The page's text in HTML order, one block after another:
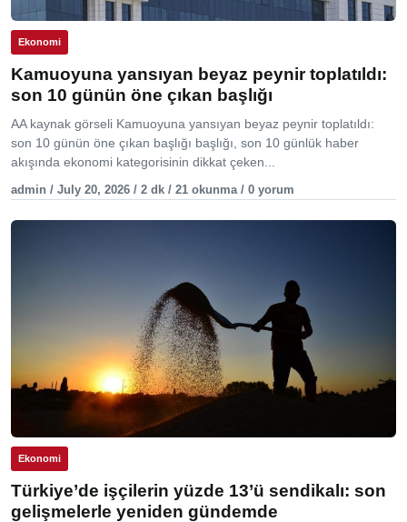
Ekonomi
Kamuoyuna yansıyan beyaz peynir toplatıldı:
son 10 günün öne çıkan başlığı
AA kaynak görseli Kamuoyuna yansıyan beyaz peynir toplatıldı:
son 10 günün öne çıkan başlığı başlığı, son 10 günlük haber
akışında ekonomi kategorisinin dikkat çeken...
admin / July 20, 2026 / 2 dk / 21 okunma / 0 yorum
Ekonomi
Türkiye’de işçilerin yüzde 13’ü sendikalı: son
gelişmelerle yeniden gündemde